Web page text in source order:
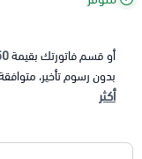
أو قسم فاتورتك بقيمة
بدون رسوم تأخير،
أكثر